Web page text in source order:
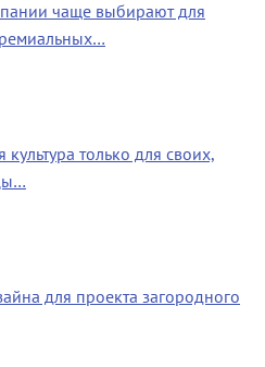
чаще выбирают для
культура только для своих,
для проекта загородного